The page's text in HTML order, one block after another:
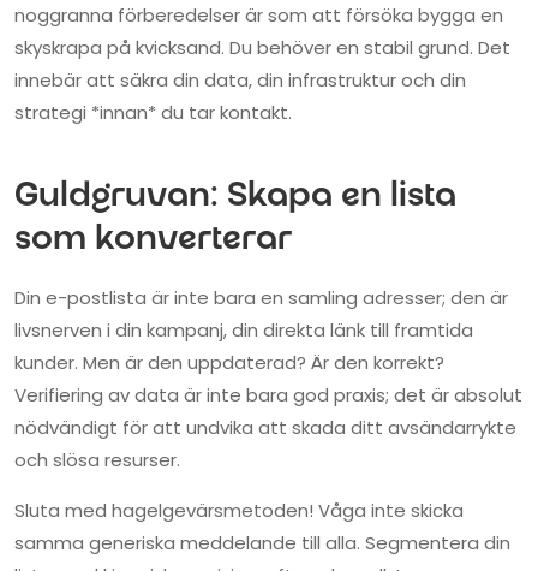
noggranna förberedelser är som att försöka bygga en
skyskrapa på kvicksand. Du behöver en stabil grund. Det
innebär att säkra din data, din infrastruktur och din
strategi *innan* du tar kontakt.
Guldgruvan: Skapa en lista
som konverterar
Din e-postlista är inte bara en samling adresser; den är
livsnerven i din kampanj, din direkta länk till framtida
kunder. Men är den uppdaterad? Är den korrekt?
Verifiering av data är inte bara god praxis; det är absolut
nödvändigt för att undvika att skada ditt avsändarrykte
och slösa resurser.
Sluta med hagelgevärsmetoden! Våga inte skicka
samma generiska meddelande till alla. Segmentera din